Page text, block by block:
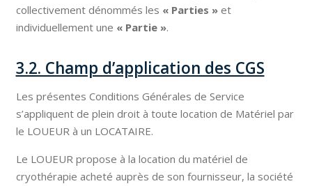
collectivement dénommés les « Parties »et
individuellement une « Partie ».
3.2. Champ d’application des CGS
Les présentes Conditions Générales de Service
s’appliquent de plein droit à toute location de Matériel par
le LOUEUR à un LOCATAIRE.
Le LOUEUR propose à la location du matériel de
cryothérapie acheté auprès de son fournisseur, la société